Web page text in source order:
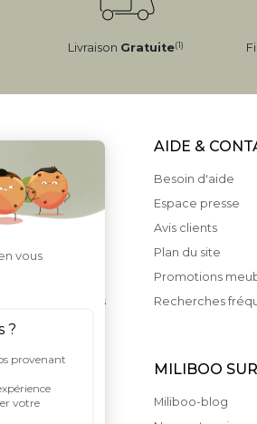
Livraison Gratuite(1)
personnelles
site
AIDE &
Besoin d'aide
Espace presse
Avis clients
Plan du site
Promotions
Recherches
MILIBOO
Miliboo-blog